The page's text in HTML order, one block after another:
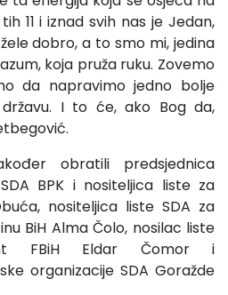
11 i iznad svih nas je Jedan,
dobro, a to smo mi, jedina
koja pruža ruku. Zovemo
da napravimo jedno bolje
I to će, ako Bog da,
obratili predsjednica
BPK i nositeljica liste za
nositeljica liste SDA za
BiH Alma Čolo, nosilac liste
FBiH Eldar Čomor i
organizacije SDA Goražde